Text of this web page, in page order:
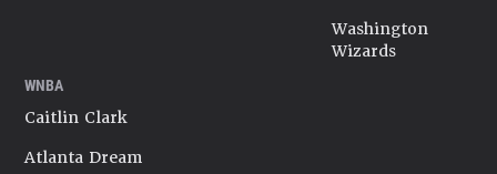
Washington
Wizards
WNBA
Caitlin Clark
Atlanta Dream